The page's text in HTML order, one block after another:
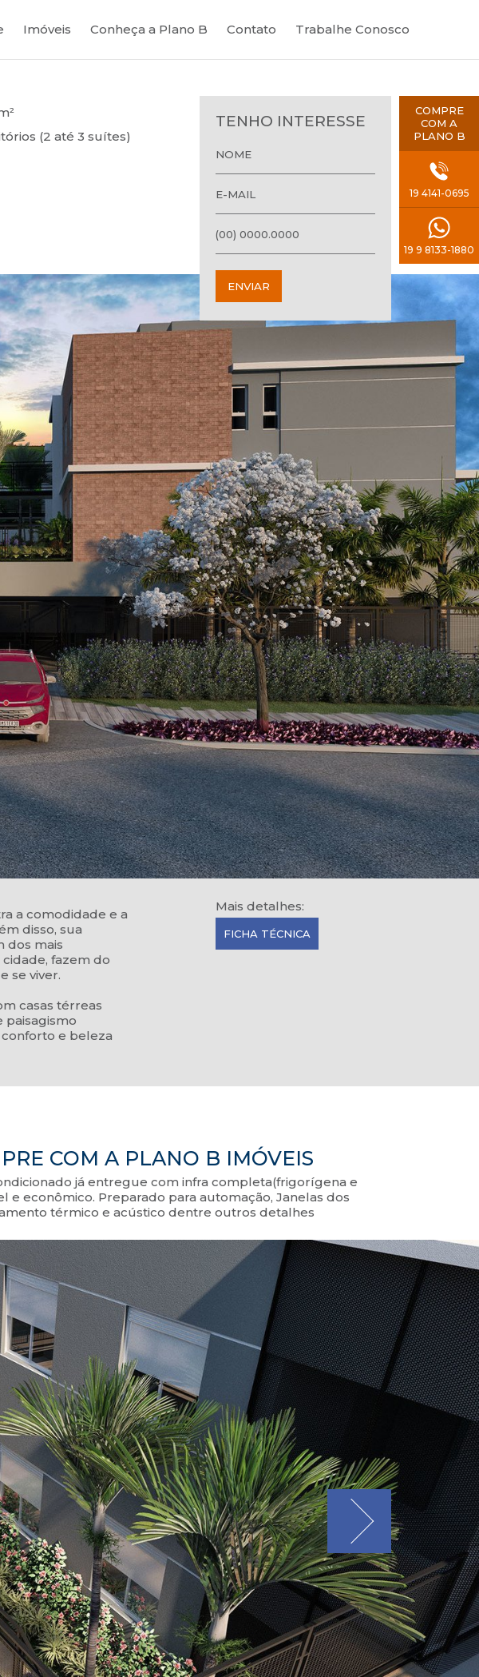
Imóveis Conheça a Plano B Contato Trabalhe Conosco
COMPRE
COM A
PLANO B
19 4141-0695
19 9 8133-1880
(2 até 3 suítes)
TENHO INTERESSE
a comodidade e a
disso, sua
dos mais
fazem do
se viver.
casas térreas
e beleza
Mais detalhes:
FICHA TÉCNICA
COM A PLANO B IMÓVEIS
já entregue com infra completa(frigorígena e
econômico. Preparado para automação, Janelas dos
térmico e acústico dentre outros detalhes